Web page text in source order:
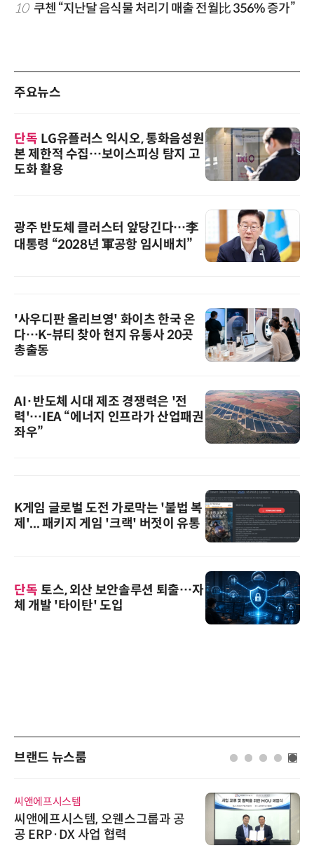
10 쿠첸 “지난달 음식물 처리기 매출 전월比 356% 증가”
주요뉴스
단독 LG유플러스 익시오, 통화음성원
본 제한적 수집…보이스피싱 탐지 고
도화 활용
광주 반도체 클러스터 앞당긴다…李
대통령 “2028년 軍공항 임시배치”
'사우디판 올리브영' 화이츠 한국 온
다…K-뷰티 찾아 현지 유통사 20곳
총출동
AI·반도체 시대 제조 경쟁력은 '전
력'…IEA “에너지 인프라가 산업패권
좌우”
K게임 글로벌 도전 가로막는 '불법 복
제'... 패키지 게임 '크랙' 버젓이 유통
단독 토스, 외산 보안솔루션 퇴출…자
체 개발 '타이탄' 도입
브랜드 뉴스룸
씨앤에프시스템
씨앤에프시스템, 오웬스그룹과 공
공 ERP·DX 사업 협력